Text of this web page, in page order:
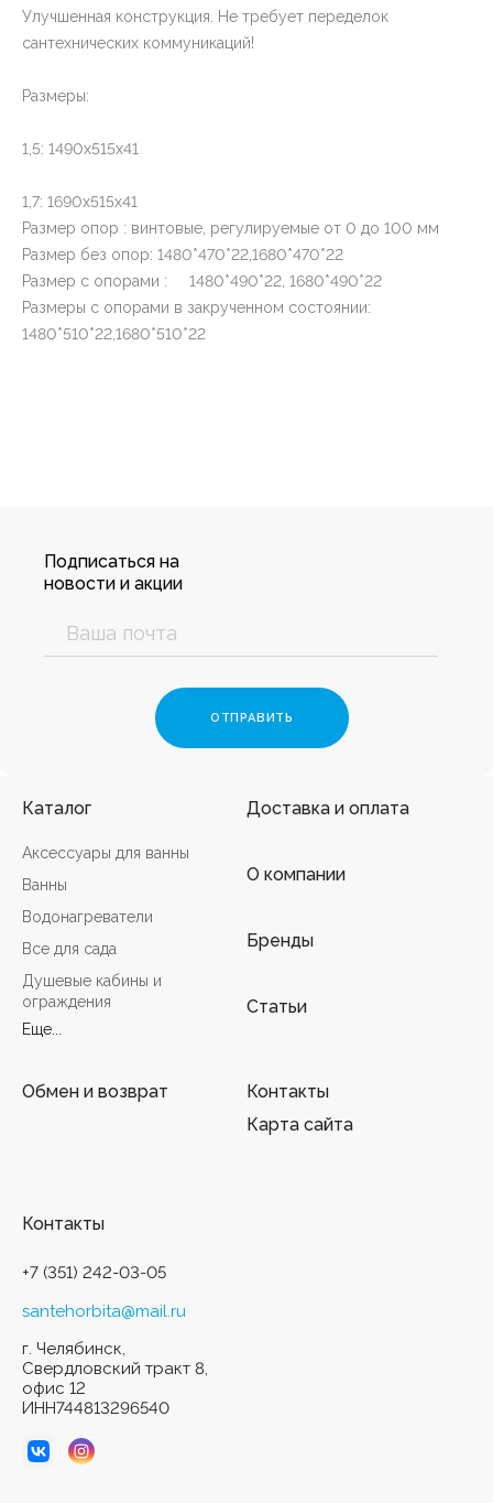
Улучшенная конструкция. Не требует переделок
сантехнических коммуникаций!
Размеры:
1,5: 1490х515х41
1,7: 1690х515х41
Размер опор : винтовые, регулируемые от 0 до 100 мм
Размер без опор: 1480*470*22,1680*470*22
Размер с опорами : 1480*490*22, 1680*490*22
Размеры с опорами в закрученном состоянии:
1480*510*22,1680*510*22
Подписаться на
новости и акции
Каталог
Аксессуары для ванны
Ванны
Водонагреватели
Все для сада
Душевые кабины и
ограждения
Еще...
Доставка и оплата
О компании
Бренды
Статьи
Обмен и возврат
Контакты
Карта сайта
Контакты
+7 (351) 242-03-05
santehorbita@mail.ru
г. Челябинск,
Свердловский тракт 8,
офис 12
ИНН744813296540